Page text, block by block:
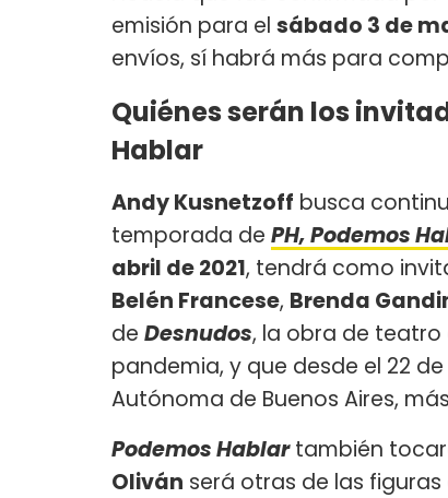
emisión para el sábado 3 de
envíos, sí habrá más para
Quiénes serán los
Hablar
Andy Kusnetzoff busca
temporada de PH, Podemos
abril de 2021, tendrá como
Belén Francese, Brenda
de Desnudos, la obra de teatro
pandemia, y que desde el 22
Autónoma de Buenos Aires,
Podemos Hablartambién
Oliván será otras de las